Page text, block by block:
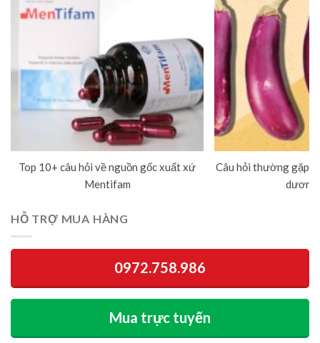
Top 10+ câu hỏi về nguồn gốc xuất xứ
Mentifam
Câu hỏi thường gặp
dương
HỖ TRỢ MUA HÀNG
0972.758.986
Mua trực tuyến